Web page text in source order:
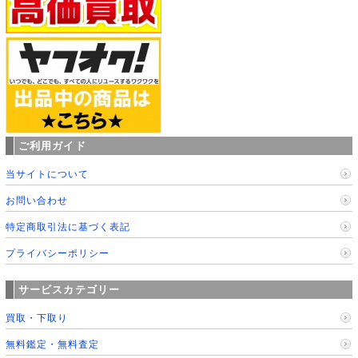
ご利用ガイド
当サイトについて
お問い合わせ
特定商取引法に基づく表記
プライバシーポリシー
サービスカテゴリー
買取・下取り
無料鑑定・無料査定